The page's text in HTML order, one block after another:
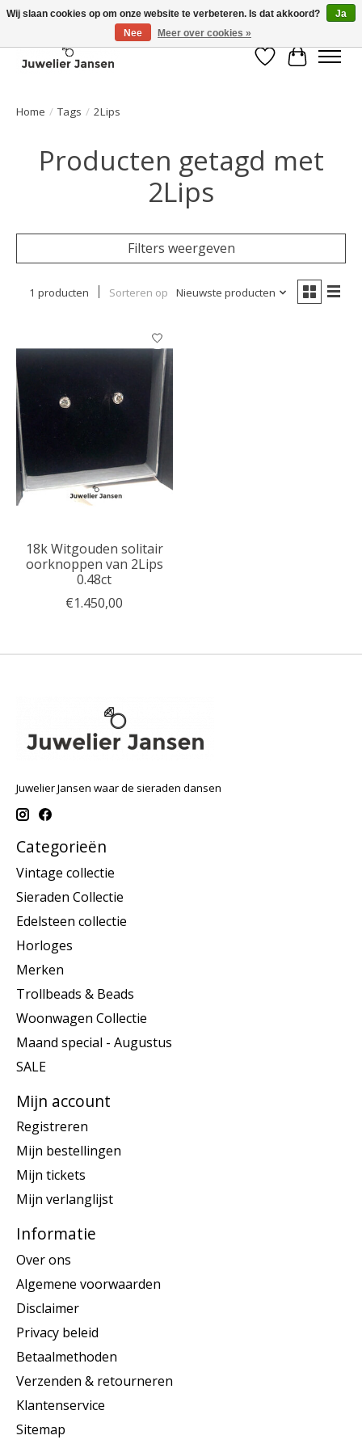
Verlanglijst
Home / Tags / 2Lips
Producten getagd met
2Lips
Filters weergeven
1 producten Sorteren op Nieuwste producten
18k Witgouden solitair
oorknoppen van 2Lips
0.48ct
€1.450,00
Juwelier Jansen waar de sieraden dansen
Categorieën
Vintage collectie
Sieraden Collectie
Edelsteen collectie
Horloges
Merken
Trollbeads & Beads
Woonwagen Collectie
Maand special - Augustus
SALE
Mijn account
Registreren
Mijn bestellingen
Mijn tickets
Mijn verlanglijst
Informatie
Over ons
Algemene voorwaarden
Disclaimer
Privacy beleid
Betaalmethoden
Verzenden & retourneren
Klantenservice
Sitemap
Wij slaan cookies op om onze website te verbeteren. Is dat akkoord?
Ja
Nee
Meer over cookies »